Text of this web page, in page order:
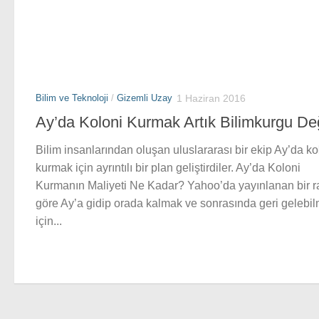
Bilim ve Teknoloji / Gizemli Uzay 1 Haziran 2016
Ay’da Koloni Kurmak Artık Bilimkurgu
Bilim insanlarından oluşan uluslararası bir ekip Ay’da
kurmak için ayrıntılı bir plan geliştirdiler. Ay’da Koloni
Kurmanın Maliyeti Ne Kadar? Yahoo’da yayınlanan bir
göre Ay’a gidip orada kalmak ve sonrasında geri
için...